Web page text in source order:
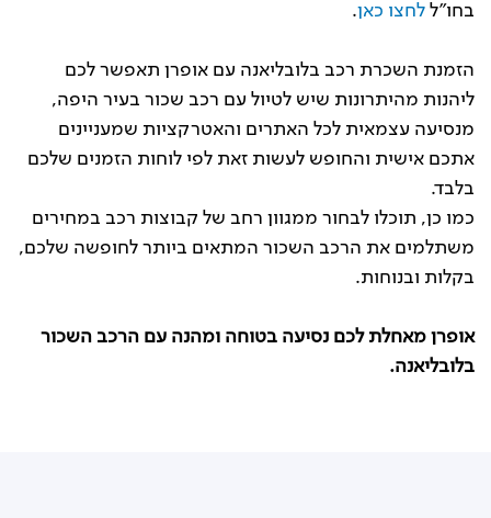
בחו"ל לחצו כאן.
הזמנת השכרת רכב בלובליאנה עם אופרן תאפשר לכם
ליהנות מהיתרונות שיש לטיול עם רכב שכור בעיר היפה,
מנסיעה עצמאית לכל האתרים והאטרקציות שמעניינים
אתכם אישית והחופש לעשות זאת לפי לוחות הזמנים שלכם
בלבד.
כמו כן, תוכלו לבחור ממגוון רחב של קבוצות רכב במחירים
משתלמים את הרכב השכור המתאים ביותר לחופשה שלכם,
בקלות ובנוחות.
אופרן מאחלת לכם נסיעה בטוחה ומהנה עם הרכב השכור
בלובליאנה.